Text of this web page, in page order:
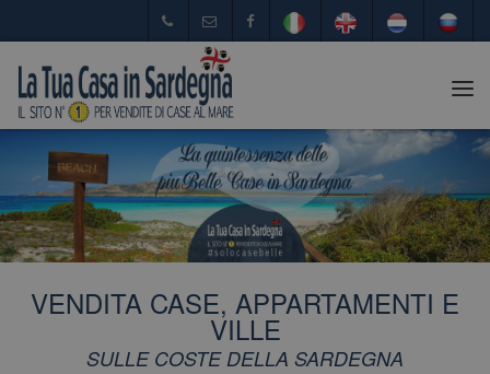
VENDITA CASE, APPARTAMENTI E
VILLE
SULLE COSTE DELLA SARDEGNA